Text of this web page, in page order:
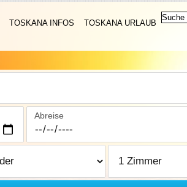
TOSKANA INFOS TOSKANA URLAUB
Abreise